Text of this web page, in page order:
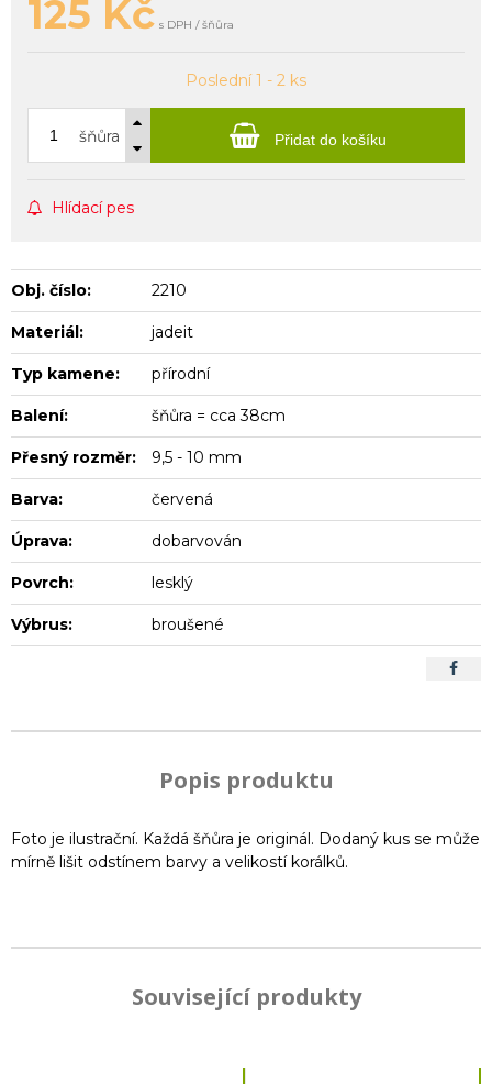
125 Kč s DPH / šňůra
Poslední 1 - 2 ks
šňůra Přidat do košíku
Hlídací pes
Obj. číslo: 2210
Materiál: jadeit
Typ kamene: přírodní
Balení: šňůra = cca 38cm
Přesný rozměr: 9,5 - 10 mm
Barva: červená
Úprava: dobarvován
Povrch: lesklý
Výbrus: broušené
Popis produktu
Foto je ilustrační. Každá šňůra je originál. Dodaný kus se může
mírně lišit odstínem barvy a velikostí korálků.
Související produkty